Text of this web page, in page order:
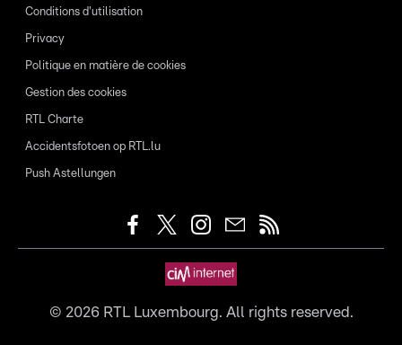
Conditions d'utilisation
Privacy
Politique en matière de cookies
Gestion des cookies
RTL Charte
Accidentsfotoen op RTL.lu
Push Astellungen
© 2026RTL Luxembourg. All rights reserved.